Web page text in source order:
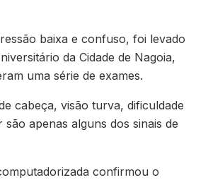
baixa e confuso, foi levado
da Cidade de Nagoia,
uma série de exames.
cabeça, visão turva, dificuldade
apenas alguns dos sinais de
confirmou o